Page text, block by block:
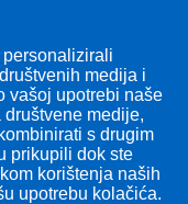
nas!
medija i
vašoj upotrebi naše
medije,
s drugim
prikupili dok ste
korištenja naših
upotrebu kolačića.